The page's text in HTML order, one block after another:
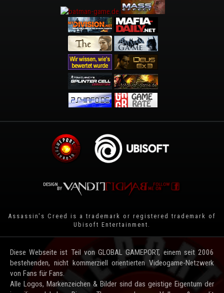
Assassin's Creed is a trademark or registered trademark of
Ubisoft Entertainment
Diese Webseite ist Teil von GLOBAL GAMEPORT, einem seit 2006
bestehenden, nicht kommerziell orientierten Videogame-Netzwerk
von Fans für Fans.
Alle Logos, Markenzeichen & Bilder sind das geistige Eigentum der